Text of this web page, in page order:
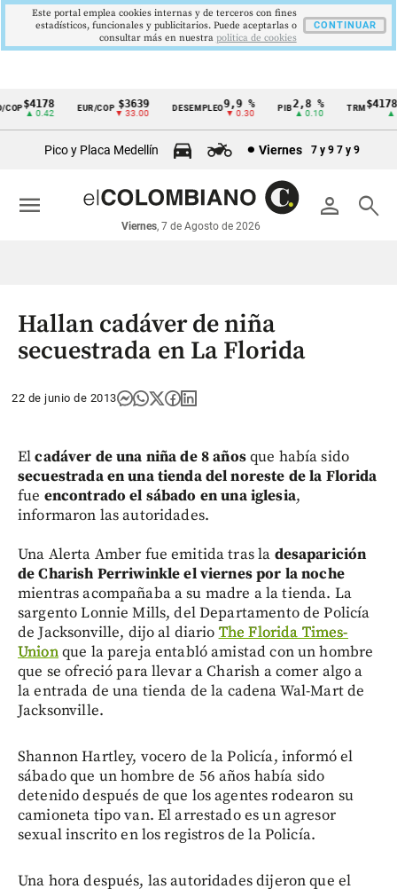
Cintillo
económicos
Colombia
$4178
▲ 0.42
EUR/COP $3639
▼ 33.00
DESEMPLEO 9,9 %
▼ 0.30
PIB2,8 %
▲ 0.10
TRM
▲
Pico y Placa Medellín Viernes 7 y 9 7 y 9
person search
Viernes, 7 de Agosto de 2026
menu
Hallan cadáver de niña
secuestrada en La Florida
22 de junio de 2013
Elcadáver de una niña de 8 añosque había sido
secuestrada en una tienda del noreste de la Florida
fue encontrado el sábado en una iglesia,
informaron las autoridades.
Una Alerta Amber fue emitida tras la desaparición
de Charish Perriwinkle el viernes por la noche
mientras acompañaba a su madre a la tienda. La
sargento Lonnie Mills, del Departamento de Policía
de Jacksonville, dijo al diario The Florida Times-
Unionque la pareja entabló amistad con un hombre
que se ofreció para llevar a Charish a comer algo a
la entrada de una tienda de la cadena Wal-Mart de
Jacksonville.
Shannon Hartley, vocero de la Policía, informó el
sábado que un hombre de 56 años había sido
detenido después de que los agentes rodearon su
camioneta tipo van. El arrestado es un agresor
sexual inscrito en los registros de la Policía.
Una hora después, las autoridades dijeron que el
Este portal emplea cookies internas y de terceros con fines
estadísticos, funcionales y publicitarios. Puede aceptarlas o
consultar más en nuestra politica de cookies
CONTINUAR